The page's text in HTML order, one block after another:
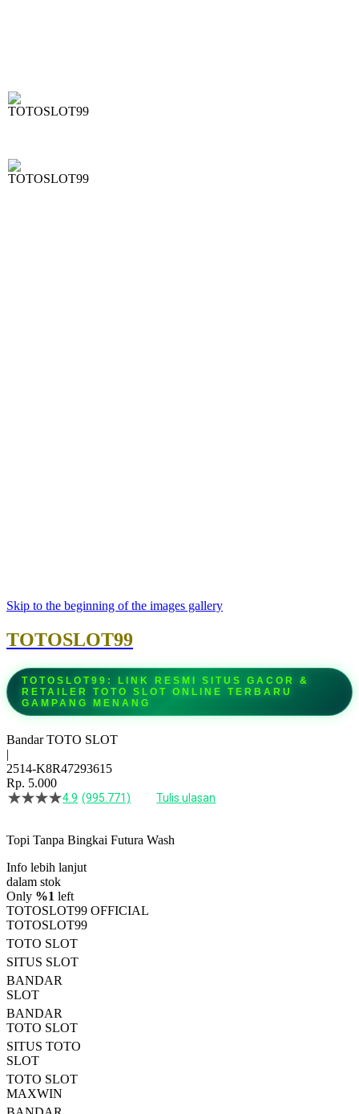
Skip to the beginning of the images gallery
TOTOSLOT99
TOTOSLOT99: LINK RESMI SITUS GACOR &
RETAILER TOTO SLOT ONLINE TERBARU
GAMPANG MENANG
Bandar TOTO SLOT
|
2514-K8R47293615
Rp. 5.000
4.5
bintang,
rating
rata-
rata.
Read
13
Reviews.
Tautan
halaman
yang
sama.
4.9 (995.771) Tulis ulasan
Topi Tanpa Bingkai Futura Wash
Info lebih lanjut
dalam stok
Only %1 left
TOTOSLOT99 OFFICIAL
TOTOSLOT99
TOTO SLOT
SITUS SLOT
BANDAR
SLOT
BANDAR
TOTO SLOT
SITUS TOTO
SLOT
TOTO SLOT
MAXWIN